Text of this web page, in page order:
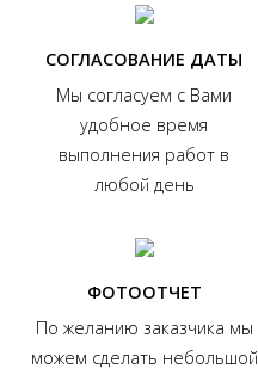
СОГЛАСОВАНИЕ ДАТЫ
Мы согласуем с Вами
удобное время
выполнения работ в
любой день
ФОТООТЧЕТ
По желанию заказчика мы
можем сделать небольшой